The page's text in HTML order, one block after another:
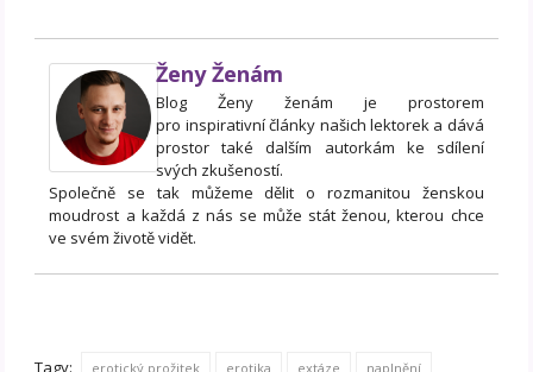
Ženy Ženám
Blog Ženy ženám je prostorem
pro inspirativní články našich lektorek a dává
prostor také dalším autorkám ke sdílení
svých zkušeností.
Společně se tak můžeme dělit o rozmanitou ženskou
moudrost a každá z nás se může stát ženou, kterou chce
ve svém životě vidět.
Tagy: erotický prožitek erotika extáze naplnění